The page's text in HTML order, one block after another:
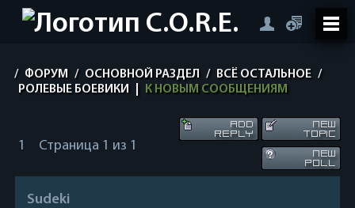
/ ФОРУМ / ОСНОВНОЙ РАЗДЕЛ / ВСЁ ОСТАЛЬНОЕ /
РОЛЕВЫЕ БОЕВИКИ
К НОВЫМ СООБЩЕНИЯМ
Страница 1 из 1
1
Sudeki